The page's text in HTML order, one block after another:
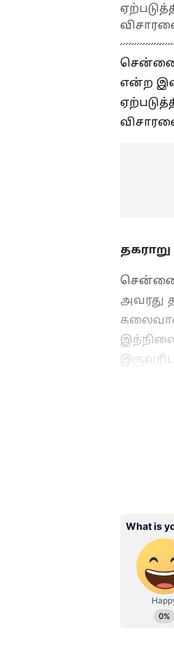
சென்னை
என்ற
தகராறு
சென்னை
அவரது